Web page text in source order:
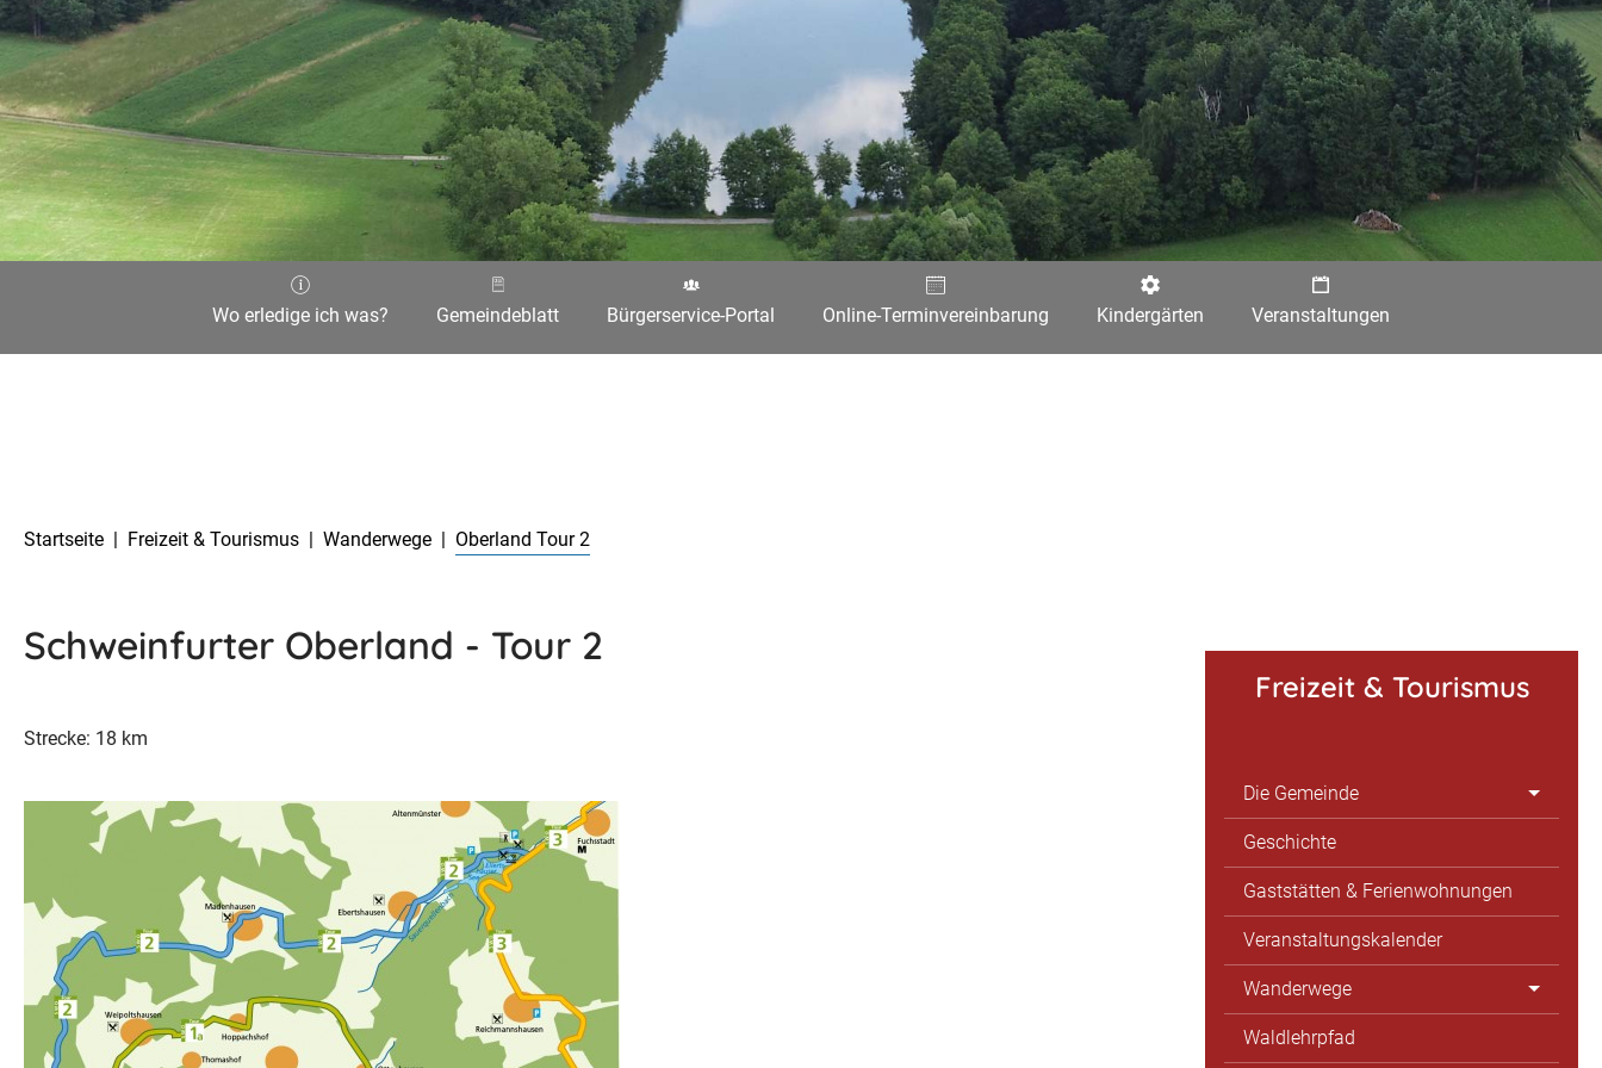
Wo erledige ich was? Gemeindeblatt Bürgerservice-Portal Online-Terminvereinbarung Kindergärten Veranstaltungen
Startseite
Freizeit & Tourismus Wanderwege Oberland Tour 2
Schweinfurter Oberland - Tour 2
Strecke: 18 km
Freizeit & Tourismus
Die Gemeinde
Geschichte
Gaststätten & Ferienwohnungen
Veranstaltungskalender
Wanderwege
Waldlehrpfad